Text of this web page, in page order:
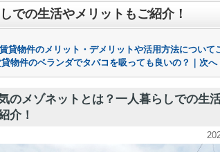
での生活やメリットもご紹介！
貸物件のメリット・デメリットや活用方法について
物件のベランダでタバコを吸っても良いの？｜次
のメゾネットとは？一人暮らしでの生
介！